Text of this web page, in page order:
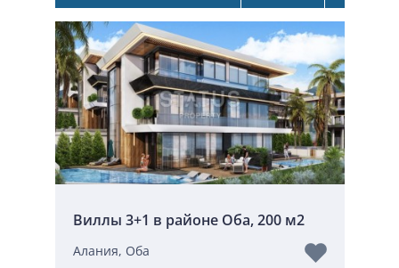
Виллы 3+1 в районе Оба, 200 м2
Алания, Оба